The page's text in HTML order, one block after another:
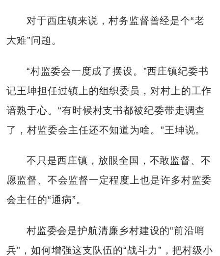
对于西庄镇来说，村务监督曾经是个“老
大难”问题。
“村监委会一度成了摆设。”西庄镇纪委书
记王坤担任过镇上的组织委员，对村上的工作
谙熟于心。“有时候村支书都被纪委带走调查
了，村监委会主任还不知道为啥。”王坤说。
不只是西庄镇，放眼全国，不敢监督、不
愿监督、不会监督一定程度上也是许多村监委
会主任的“通病”。
村监委会是护航清廉乡村建设的“前沿哨
兵”，如何增强这支队伍的“战斗力”，把村级小